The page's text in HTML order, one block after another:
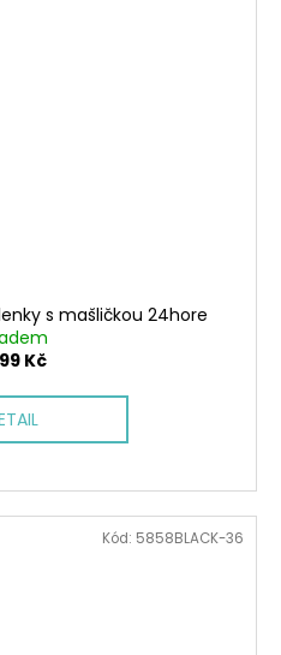
s mašličkou 24hore
Kč
Kód: 5858BLACK-36